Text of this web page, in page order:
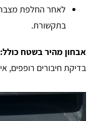
לאחר החלפת
בתקשורת.
אבחון מהיר בשטח כולל:
בדיקת חיבורים רופפים,